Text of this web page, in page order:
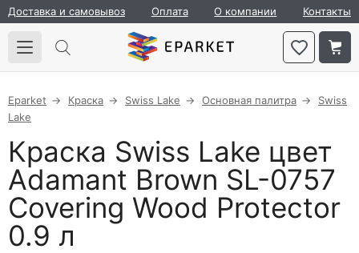
Доставка и самовывоз Оплата О компании Контакты
Eparket Краска Swiss Lake Основная палитра
Swiss
Lake
Краска Swiss Lake цвет
Adamant Brown SL-0757
Covering Wood Protector
0.9 л